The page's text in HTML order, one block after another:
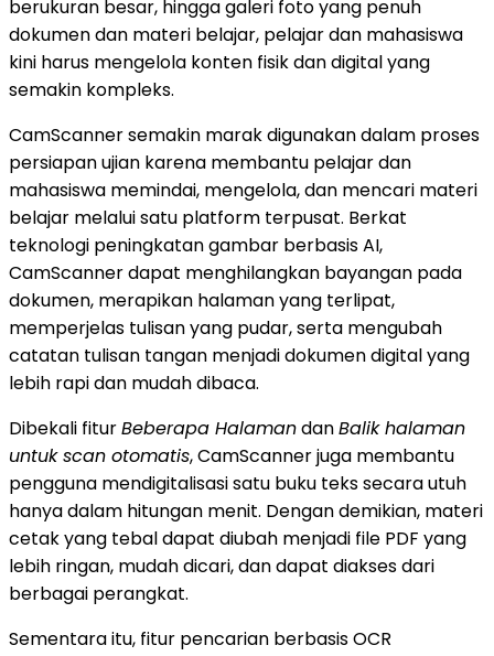
berukuran besar, hingga galeri foto yang penuh
dokumen dan materi belajar, pelajar dan mahasiswa
kini harus mengelola konten fisik dan digital yang
semakin kompleks.
CamScanner semakin marak digunakan dalam proses
persiapan ujian karena membantu pelajar dan
mahasiswa memindai, mengelola, dan mencari materi
belajar melalui satu platform terpusat. Berkat
teknologi peningkatan gambar berbasis AI,
CamScanner dapat menghilangkan bayangan pada
dokumen, merapikan halaman yang terlipat,
memperjelas tulisan yang pudar, serta mengubah
catatan tulisan tangan menjadi dokumen digital yang
lebih rapi dan mudah dibaca.
Dibekali fiturBeberapa HalamandanBalik halaman
untuk scan otomatis, CamScanner juga membantu
pengguna mendigitalisasi satu buku teks secara utuh
hanya dalam hitungan menit. Dengan demikian, materi
cetak yang tebal dapat diubah menjadi file PDF yang
lebih ringan, mudah dicari, dan dapat diakses dari
berbagai perangkat.
Sementara itu, fitur pencarian berbasis OCR